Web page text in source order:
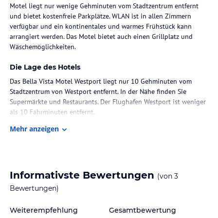
Motel liegt nur wenige Gehminuten vom Stadtzentrum entfernt
und bietet kostenfreie Parkplätze. WLAN ist in allen Zimmern
verfügbar und ein kontinentales und warmes Frühstück kann
arrangiert werden. Das Motel bietet auch einen Grillplatz und
Wäschemöglichkeiten.
Die Lage des Hotels
Das Bella Vista Motel Westport liegt nur 10 Gehminuten vom
Stadtzentrum von Westport entfernt. In der Nähe finden Sie
Supermärkte und Restaurants. Der Flughafen Westport ist weniger
als 10 Fahrminuten entfernt.
Zimmer / Unterbringung im Hotel
Zimmer bieten auch Kochgelegenheiten. WLAN ist in allen
Zimmern verfügbar.
Gastronomie im Hotel
Mehr anzeigen
Informativste Bewertungen (von 3
Bewertungen)
Weiterempfehlung Gesamtbewertung